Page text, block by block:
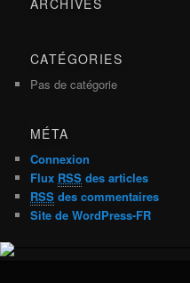
CATÉGORIES
Pas de catégorie
MÉTA
Connexion
Flux RSS des articles
RSS des commentaires
Site de WordPress-FR